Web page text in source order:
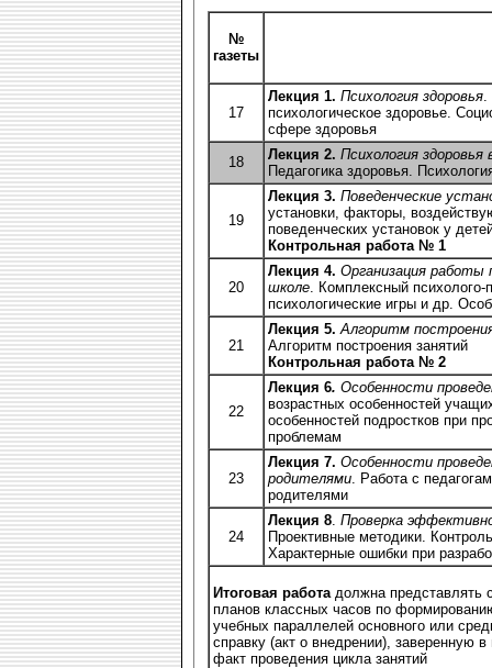
№
газеты
17
Лекция 1. Психология здоровья
психологическое здоровье.
сфере здоровья
18
Лекция 2. Психология здоровья
Педагогика здоровья.
19
Лекция 3. Поведенческие
установки, факторы,
поведенческих установок у
Контрольная работа № 1
20
Лекция 4. Организация работы
школе . Комплексный
психологические игры и др.
21
Лекция 5. Алгоритм
Алгоритм построения занятий
Контрольная работа № 2
22
Лекция 6. Особенности
возрастных особенностей
особенностей подростков при
проблемам
23
Лекция 7. Особенности
родителями . Работа с
родителями
24
Лекция 8 Проверка
Проективные методики.
Характерные ошибки при
Итоговая работа должна представлять
планов классных часов по
учебных параллелей основного или
справку (акт о внедрении),
факт проведения цикла занятий